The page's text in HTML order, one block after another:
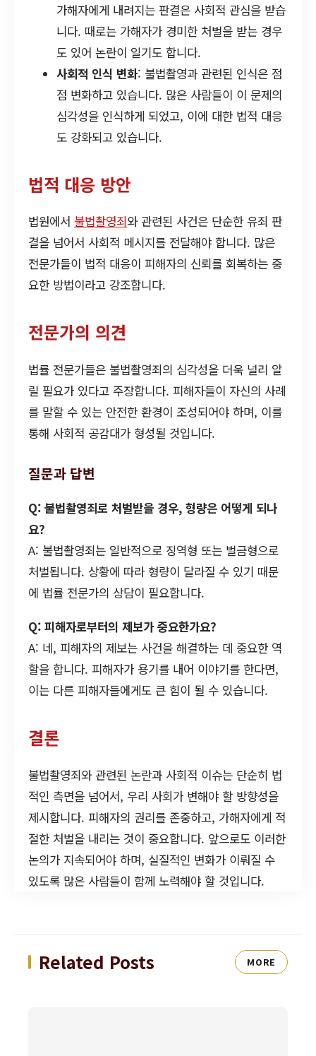
가해자에게 내려지는 판결은 사회적 관심을 받습
니다. 때로는 가해자가 경미한 처벌을 받는 경우
도 있어 논란이 일기도 합니다.
사회적 인식 변화: 불법촬영과 관련된 인식은 점
점 변화하고 있습니다. 많은 사람들이 이 문제의
심각성을 인식하게 되었고, 이에 대한 법적 대응
도 강화되고 있습니다.
법적 대응 방안
법원에서 불법촬영죄와 관련된 사건은 단순한 유죄 판
결을 넘어서 사회적 메시지를 전달해야 합니다. 많은
전문가들이 법적 대응이 피해자의 신뢰를 회복하는 중
요한 방법이라고 강조합니다.
전문가의 의견
법률 전문가들은 불법촬영죄의 심각성을 더욱 널리 알
릴 필요가 있다고 주장합니다. 피해자들이 자신의 사례
를 말할 수 있는 안전한 환경이 조성되어야 하며, 이를
통해 사회적 공감대가 형성될 것입니다.
질문과 답변
Q: 불법촬영죄로 처벌받을 경우, 형량은 어떻게 되나
요?
A: 불법촬영죄는 일반적으로 징역형 또는 벌금형으로
처벌됩니다. 상황에 따라 형량이 달라질 수 있기 때문
에 법률 전문가의 상담이 필요합니다.
Q: 피해자로부터의 제보가 중요한가요?
A: 네, 피해자의 제보는 사건을 해결하는 데 중요한 역
할을 합니다. 피해자가 용기를 내어 이야기를 한다면,
이는 다른 피해자들에게도 큰 힘이 될 수 있습니다.
결론
불법촬영죄와 관련된 논란과 사회적 이슈는 단순히 법
적인 측면을 넘어서, 우리 사회가 변해야 할 방향성을
제시합니다. 피해자의 권리를 존중하고, 가해자에게 적
절한 처벌을 내리는 것이 중요합니다. 앞으로도 이러한
논의가 지속되어야 하며, 실질적인 변화가 이뤄질 수
있도록 많은 사람들이 함께 노력해야 할 것입니다.
Related Posts MORE